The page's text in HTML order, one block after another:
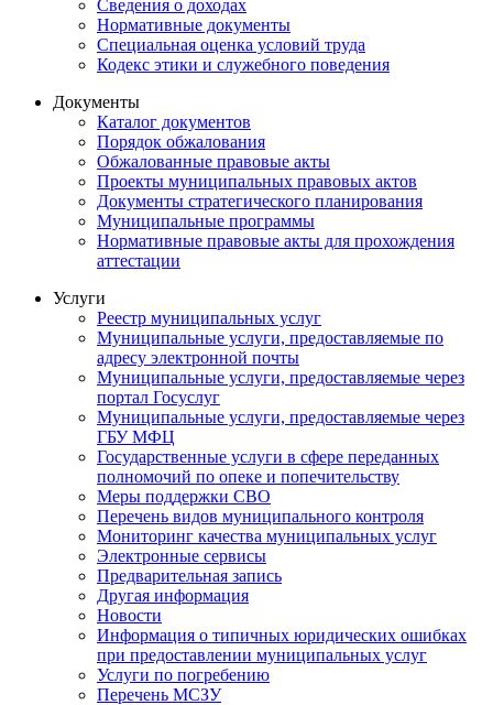
Сведения о доходах
Нормативные документы
Специальная оценка условий труда
Кодекс этики и служебного поведения
Документы
Каталог документов
Порядок обжалования
Обжалованные правовые акты
Проекты муниципальных правовых актов
Документы стратегического планирования
Муниципальные программы
Нормативные правовые акты для прохождения
аттестации
Услуги
Реестр муниципальных услуг
Муниципальные услуги, предоставляемые по
адресу электронной почты
Муниципальные услуги, предоставляемые через
портал Госуслуг
Муниципальные услуги, предоставляемые через
ГБУ МФЦ
Государственные услуги в сфере переданных
полномочий по опеке и попечительству
Меры поддержки СВО
Перечень видов муниципального контроля
Мониторинг качества муниципальных услуг
Электронные сервисы
Предварительная запись
Другая информация
Новости
Информация о типичных юридических ошибках
при предоставлении муниципальных услуг
Услуги по погребению
Перечень МСЗУ